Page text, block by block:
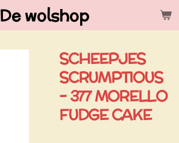
De wolshop
SCHEEPJES
SCRUMPTIOUS
- 377 MORELLO
FUDGE CAKE